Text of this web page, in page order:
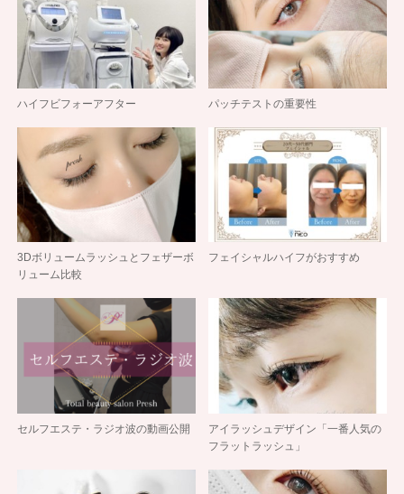
ハイフビフォーアフター パッチテストの重要性
3Dボリュームラッシュとフェザーボ
リューム比較
フェイシャルハイフがおすすめ
セルフエステ・ラジオ波の動画公開
アイラッシュデザイン「一番人気の
フラットラッシュ」